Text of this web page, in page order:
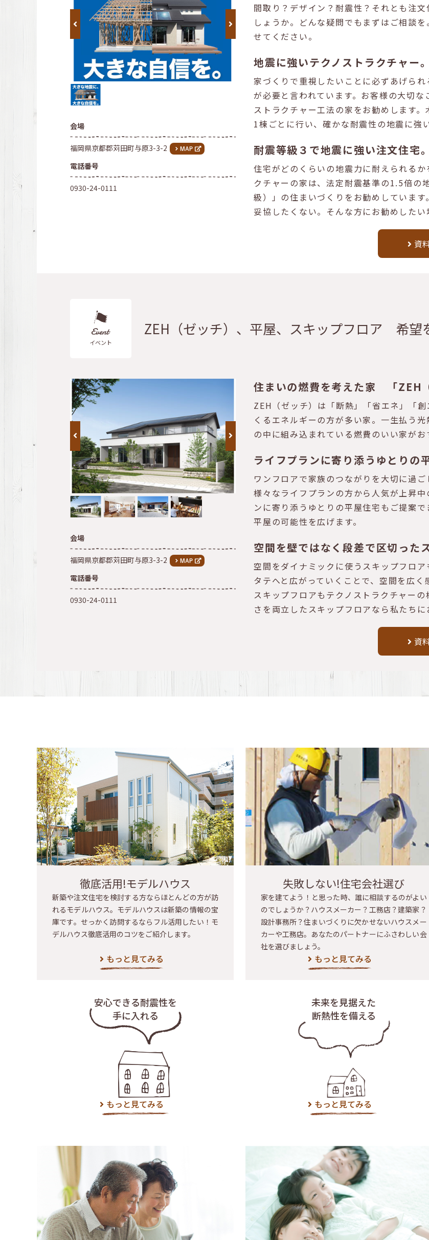
会場
福岡県京都郡苅田町与原3-3-2
電話番号
0930-24-0111
間取り？デザイン？耐震性？それとも注
しょうか。どんな疑問でもまずはご相談
せてください。
地震に強いテクノストラクチャー
家づくりで重視したいことに必ずあげら
が必要と言われています。お客様の大切
ストラクチャー工法の家をお勧めします
1棟ごとに行い、確かな耐震性の地震に強
耐震等級３で地震に強い注文住宅
住宅がどのくらいの地震力に耐えられる
クチャーの家は、法定耐震基準の1.5倍の
級）」の住まいづくりをお勧めしていま
妥協したくない。そんな方にお勧めしたい
資
イベント
ZEH（ゼッチ）、平屋、スキップフロア 希望
会場
福岡県京都郡苅田町与原3-3-2
電話番号
0930-24-0111
住まいの燃費を考えた家 「ZEH
ZEH（ゼッチ）は「断熱」「省エネ」「
くるエネルギーの方が多い家。一生払う
の中に組み込まれている燃費のいい家が
ライフプランに寄り添うゆとりの
ワンフロアで家族のつながりを大切に過
様々なライフプランの方から人気が上昇
ンに寄り添うゆとりの平屋住宅もご提案
平屋の可能性を広げます。
空間を壁ではなく段差で区切った
空間をダイナミックに使うスキップフロ
タテへと広がっていくことで、空間を広
スキップフロアもテクノストラクチャー
さを両立したスキップフロアなら私たちに
資
徹底活用!モデルハウス
新築や注文住宅を検討する方ならほとんどの方が訪
れるモデルハウス。モデルハウスは新築の情報の宝
庫です。せっかく訪問するならフル活用したい！モ
デルハウス徹底活用のコツをご紹介します。
もっと見てみる
安心できる耐震性を
手に入れる
もっと見てみる
失敗しない!住宅会社選び
家を建てよう！と思った時、誰に相談するのがよい
のでしょうか？ハウスメーカー？工務店？建築家？
設計事務所？住まいづくりに欠かせないハウスメー
カーや工務店。あなたのパートナーにふさわしい会
社を選びましょう。
もっと見てみる
未来を見据えた
断熱性を備える
もっと見てみる